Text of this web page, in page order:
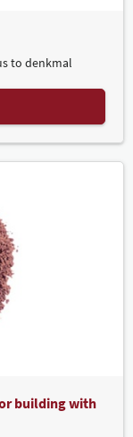
to denkmal
building with